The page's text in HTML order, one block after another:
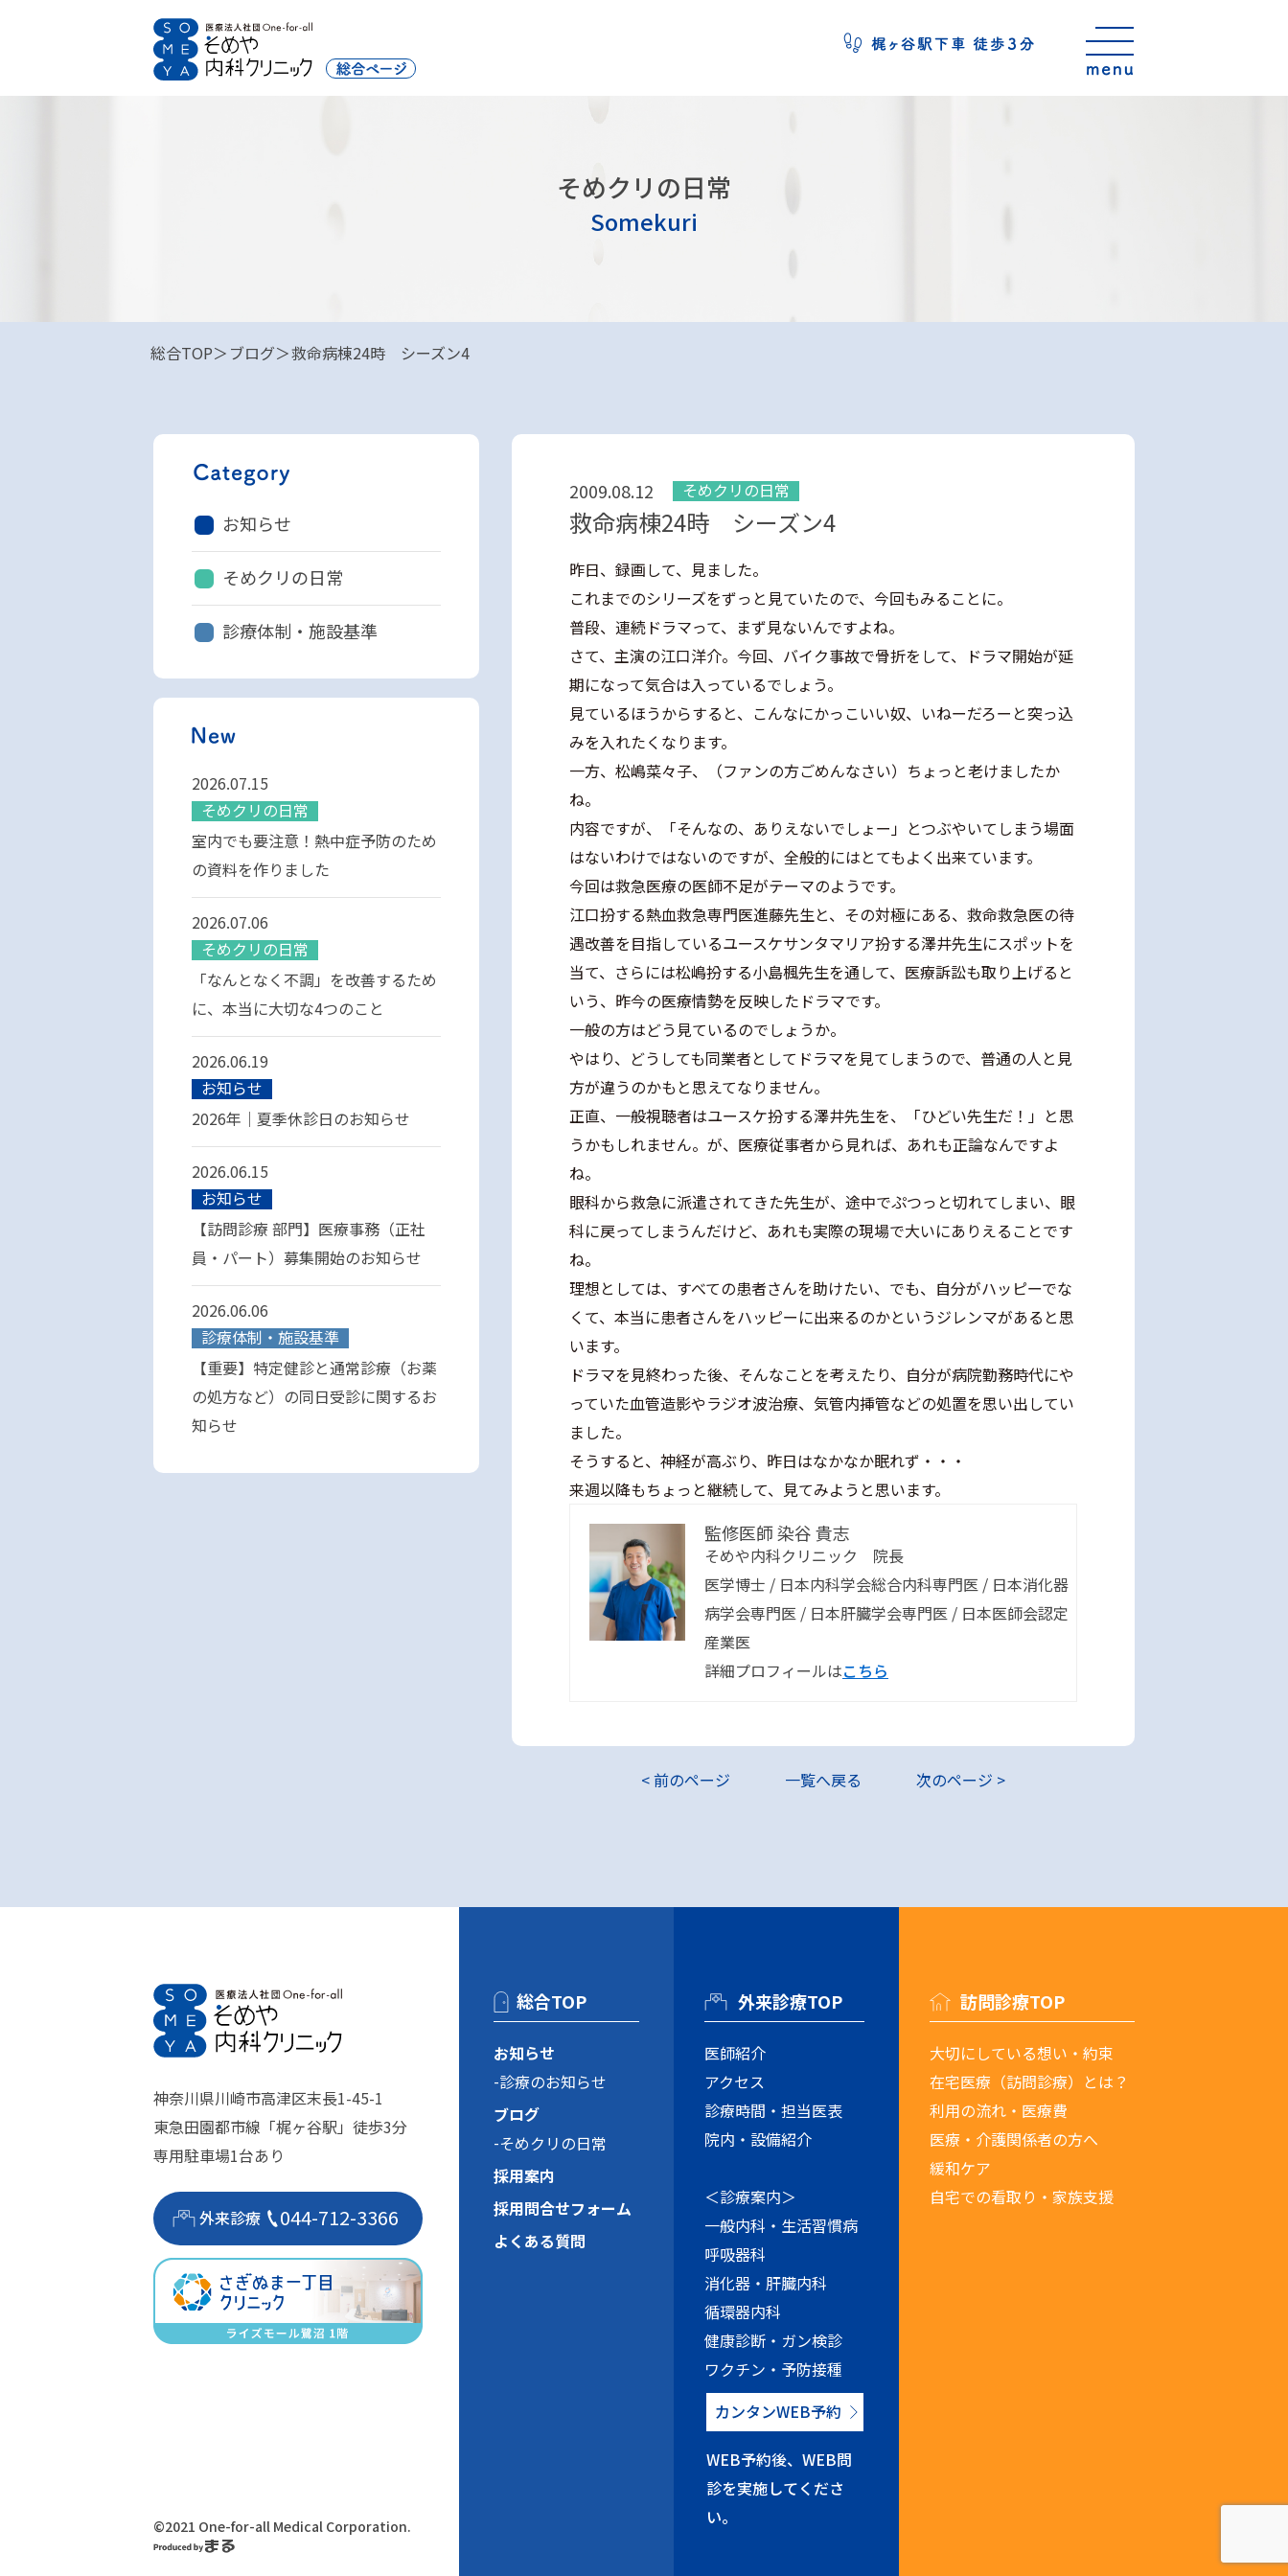
そめクリの日常
Somekuri
総合TOP ブログ 救命病棟24時 シーズン4
2009.08.12 そめクリの日常
救命病棟24時 シーズン4
昨日、録画して、見ました。
これまでのシリーズをずっと見ていたので、今回もみることに。
普段、連続ドラマって、まず見ないんですよね。
さて、主演の江口洋介。今回、バイク事故で骨折をして、ドラマ開始が延
期になって気合は入っているでしょう。
見ているほうからすると、こんなにかっこいい奴、いねーだろーと突っ込
みを入れたくなります。
一方、松嶋菜々子、（ファンの方ごめんなさい）ちょっと老けましたか
ね。
内容ですが、「そんなの、ありえないでしょー」とつぶやいてしまう場面
はないわけではないのですが、全般的にはとてもよく出来ています。
今回は救急医療の医師不足がテーマのようです。
江口扮する熱血救急専門医進藤先生と、その対極にある、救命救急医の待
遇改善を目指しているユースケサンタマリア扮する澤井先生にスポットを
当て、さらには松嶋扮する小島楓先生を通して、医療訴訟も取り上げると
いう、昨今の医療情勢を反映したドラマです。
一般の方はどう見ているのでしょうか。
やはり、どうしても同業者としてドラマを見てしまうので、普通の人と見
方が違うのかもと思えてなりません。
正直、一般視聴者はユースケ扮する澤井先生を、「ひどい先生だ！」と思
うかもしれません。が、医療従事者から見れば、あれも正論なんですよ
ね。
眼科から救急に派遣されてきた先生が、途中でぷつっと切れてしまい、眼
科に戻ってしまうんだけど、あれも実際の現場で大いにありえることです
ね。
理想としては、すべての患者さんを助けたい、でも、自分がハッピーでな
くて、本当に患者さんをハッピーに出来るのかというジレンマがあると思
います。
ドラマを見終わった後、そんなことを考えたり、自分が病院勤務時代にや
っていた血管造影やラジオ波治療、気管内挿管などの処置を思い出してい
ました。
そうすると、神経が高ぶり、昨日はなかなか眠れず・・・
来週以降もちょっと継続して、見てみようと思います。
監修医師 染谷 貴志
そめや内科クリニック 院長
医学博士 / 日本内科学会総合内科専門医 / 日本消化器
病学会専門医 / 日本肝臓学会専門医 / 日本医師会認定
産業医
詳細プロフィールはこちら
< 前のページ 一覧へ戻る 次のページ >
お知らせ
そめクリの日常
診療体制・施設基準
2026.07.15
そめクリの日常
室内でも要注意！熱中症予防のため
の資料を作りました
2026.07.06
そめクリの日常
「なんとなく不調」を改善するため
に、本当に大切な4つのこと
2026.06.19
お知らせ
2026年｜夏季休診日のお知らせ
2026.06.15
お知らせ
【訪問診療 部門】医療事務（正社
員・パート）募集開始のお知らせ
2026.06.06
診療体制・施設基準
【重要】特定健診と通常診療（お薬
の処方など）の同日受診に関するお
知らせ
神奈川県川崎市高津区末長1-45-1
東急田園都市線「梶ヶ谷駅」徒歩3分
専用駐車場1台あり
外来診療 044-712-3366
総合TOP
お知らせ
診療のお知らせ
ブログ
そめクリの日常
採用案内
採用問合せフォーム
よくある質問
外来診療TOP
医師紹介
アクセス
診療時間・担当医表
院内・設備紹介
＜診療案内＞
一般内科・生活習慣病
呼吸器科
消化器・肝臓内科
循環器内科
健康診断・ガン検診
ワクチン・予防接種
カンタンWEB予約
WEB予約後、WEB問
診を実施してくださ
い。
訪問診療TOP
大切にしている想い・約束
在宅医療（訪問診療）とは？
利用の流れ・医療費
医療・介護関係者の方へ
緩和ケア
自宅での看取り・家族支援
©2021 One-for-all Medical Corporation.